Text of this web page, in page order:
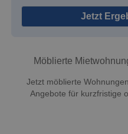
Jetzt
Möblierte
Jetzt möblierte
Angebote für kurzfristige